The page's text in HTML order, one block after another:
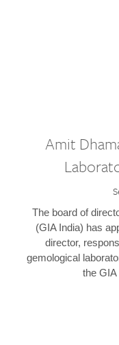
Amit
The board of
(GIA India) has
director,
gemological
the GIA